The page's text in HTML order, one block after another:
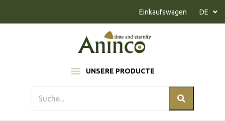
UNSERE PRODUCTE
Einkaufswagen DE